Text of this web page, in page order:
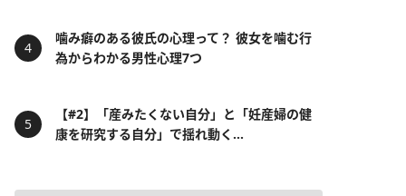
噛み癖のある彼氏の心理って？ 彼女を噛む行
為からわかる男性心理7つ
【#2】「産みたくない自分」と「妊産婦の健
康を研究する自分」で揺れ動く...